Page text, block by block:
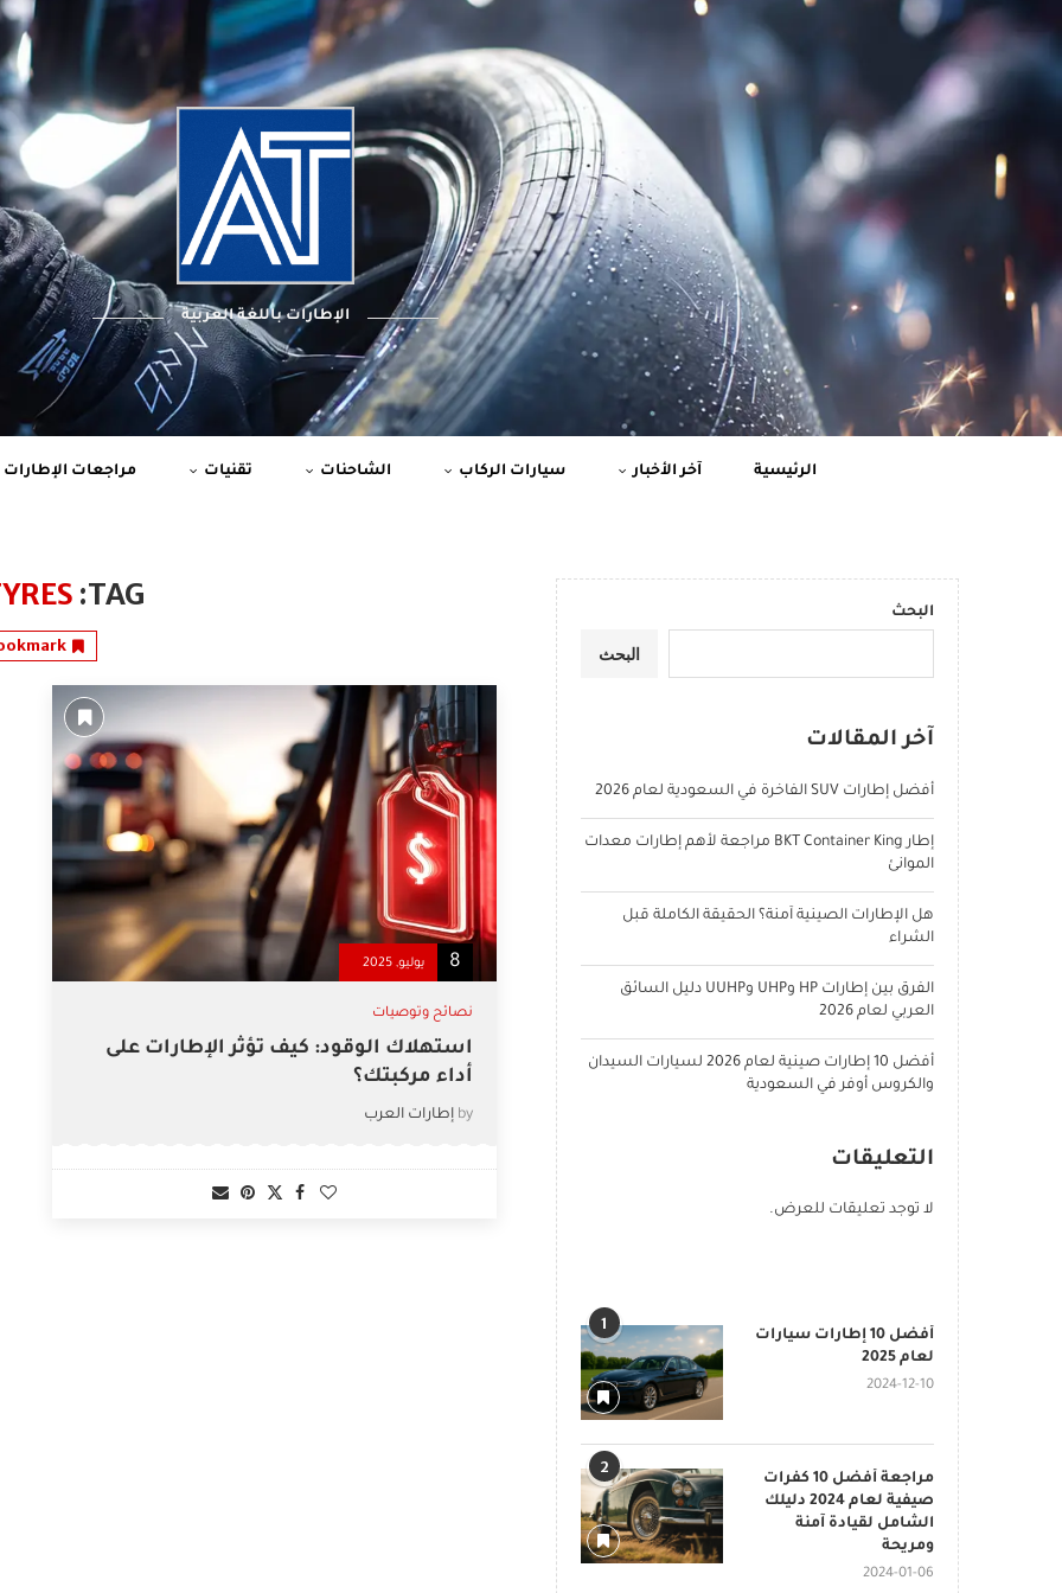
الإطارات باللغة العربية
الرئيسية آخر الأخبار سيارات الركاب الشاحنات تقنيات مراجعات الإطارات
TAG:
8 يوليو, 2025
نصائح وتوصيات
استهلاك الوقود: كيف تؤثر الإطارات على
أداء مركبتك؟
by إطارات العرب
البحث
البحث
آخر المقالات
أفضل إطارات SUV الفاخرة في السعودية لعام 2026
إطار BKT Container King مراجعة لأهم إطارات معدات
الموانئ
هل الإطارات الصينية آمنة؟ الحقيقة الكاملة قبل
الشراء
الفرق بين إطارات HP وUHP وUUHP دليل السائق
العربي لعام 2026
أفضل 10 إطارات صينية لعام 2026 لسيارات السيدان
والكروس أوفر في السعودية
التعليقات
لا توجد تعليقات للعرض.
1
أفضل 10 إطارات سيارات
لعام 2025
2024-12-10
2
مراجعة أفضل 10 كفرات
صيفية لعام 2024 دليلك
الشامل لقيادة آمنة
ومريحة
2024-01-06